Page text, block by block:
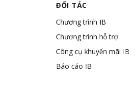
ĐỐI TÁC
Chương trình IB
Chương trình hỗ trợ
Công cụ khuyến mãi IB
Báo cáo IB